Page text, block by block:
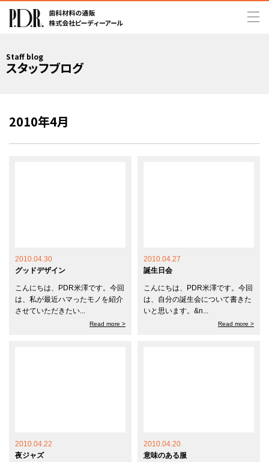
Staff blog
スタッフブログ
2010年4月
2010.04.30
グッドデザイン
こんにちは、PDR米澤です。今回
は、私が最近ハマったモノを紹介
させていただきたい...
Read more >
2010.04.27
誕生日会
こんにちは、PDR米澤です。今回
は、自分の誕生会について書きた
いと思います。&n...
Read more >
2010.04.22
夜ジャズ
2010.04.20
意味のある服